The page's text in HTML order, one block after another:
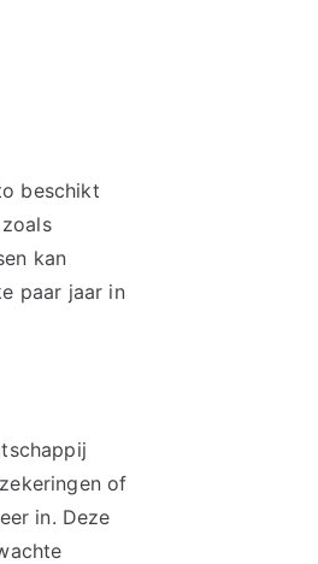
beschikt
kan
paar jaar in
of
in. Deze